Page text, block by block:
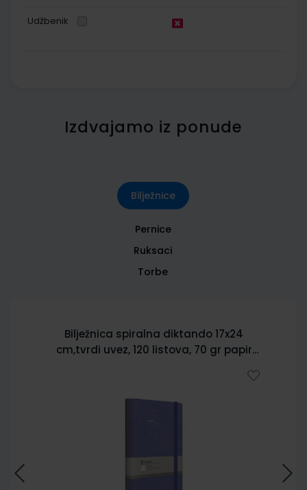
Udžbenik
Izdvajamo iz ponude
Bilježnice
Pernice
Ruksaci
Torbe
Bilježnica spiralna diktando 17x24
cm,tvrdi uvez, 120 listova, 70 gr papir